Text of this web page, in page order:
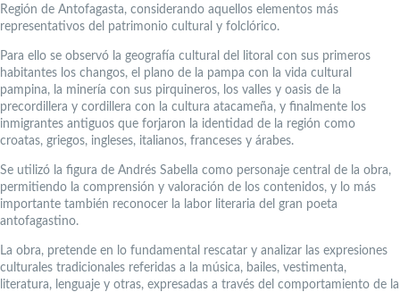
Región de Antofagasta, considerando aquellos elementos más
representativos del patrimonio cultural y folclórico.
Para ello se observó la geografía cultural del litoral con sus primeros
habitantes los changos, el plano de la pampa con la vida cultural
pampina, la minería con sus pirquineros, los valles y oasis de la
precordillera y cordillera con la cultura atacameña, y finalmente los
inmigrantes antiguos que forjaron la identidad de la región como
croatas, griegos, ingleses, italianos, franceses y árabes.
Se utilizó la figura de Andrés Sabella como personaje central de la obra,
permitiendo la comprensión y valoración de los contenidos, y lo más
importante también reconocer la labor literaria del gran poeta
antofagastino.
La obra, pretende en lo fundamental rescatar y analizar las expresiones
culturales tradicionales referidas a la música, bailes, vestimenta,
literatura, lenguaje y otras, expresadas a través del comportamiento de la